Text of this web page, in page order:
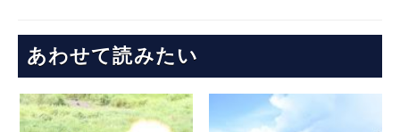
あわせて読みたい